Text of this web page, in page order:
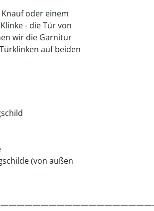
oder einem
- die Tür von
wir die Garnitur
auf beiden
(von außen